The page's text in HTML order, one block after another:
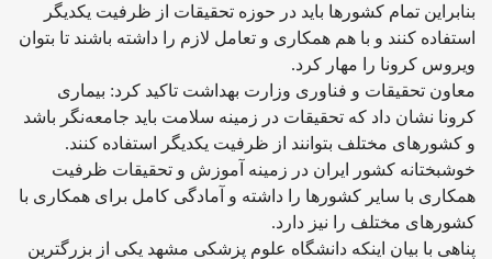
بنابراین تمام کشورها باید در حوزه تحقیقات از ظرفیت یکدیگر
استفاده کنند و با هم همکاری و تعامل لازم را داشته باشند تا بتوان
ویروس کرونا را مهار کرد.
معاون تحقیقات و فناوری وزارت بهداشت تاکید کرد: بیماری
کرونا نشان داد که تحقیقات در زمینه سلامت باید جامعه‌نگر باشد
و کشورهای مختلف بتوانند از ظرفیت یکدیگر استفاده کنند.
خوشبختانه کشور ایران در زمینه آموزش و تحقیقات ظرفیت
همکاری با سایر کشورها را داشته و آمادگی کامل برای همکاری با
کشورهای مختلف را نیز دارد.
پناهی با بیان اینکه دانشگاه علوم پزشکی مشهد یکی از بزرگترین